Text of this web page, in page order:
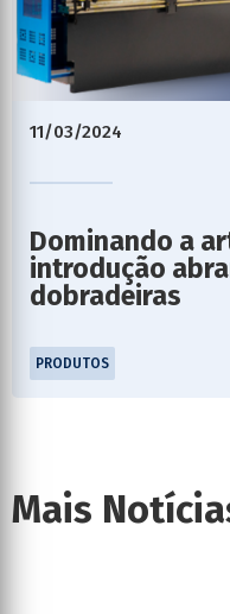
11/03/2024
Dominando a
introdução
dobradeiras
PRODUTOS
Mais